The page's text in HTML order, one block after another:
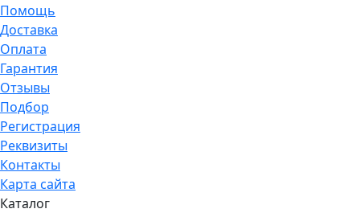
Помощь
Доставка
Оплата
Гарантия
Отзывы
Подбор
Регистрация
Реквизиты
Контакты
Карта сайта
Каталог